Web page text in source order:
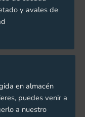
y avales de
en almacén
puedes venir a
a nuestro